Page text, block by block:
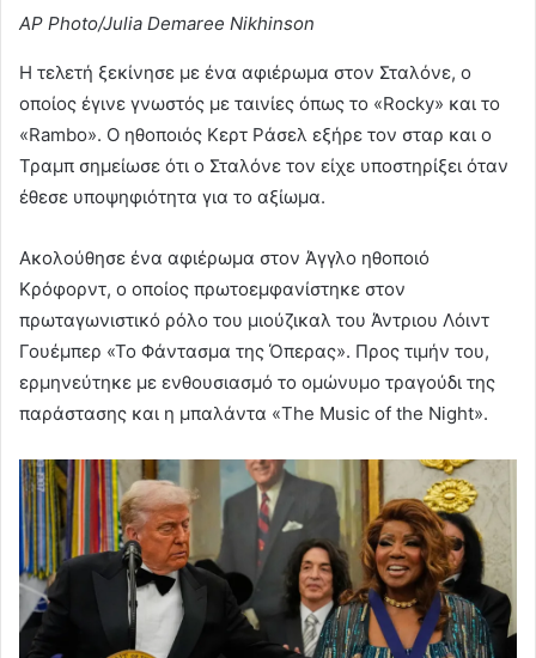
AP Photo/Julia Demaree Nikhinson
Η τελετή ξεκίνησε με ένα αφιέρωμα στον Σταλόνε, ο
οποίος έγινε γνωστός με ταινίες όπως το «Rocky» και το
«Rambo». Ο ηθοποιός Κερτ Ράσελ εξήρε τον σταρ και ο
Τραμπ σημείωσε ότι ο Σταλόνε τον είχε υποστηρίξει όταν
έθεσε υποψηφιότητα για το αξίωμα.
Ακολούθησε ένα αφιέρωμα στον Άγγλο ηθοποιό
Κρόφορντ, ο οποίος πρωτοεμφανίστηκε στον
πρωταγωνιστικό ρόλο του μιούζικαλ του Άντριου Λόιντ
Γουέμπερ «Το Φάντασμα της Όπερας». Προς τιμήν του,
ερμηνεύτηκε με ενθουσιασμό το ομώνυμο τραγούδι της
παράστασης και η μπαλάντα «The Music of the Night».